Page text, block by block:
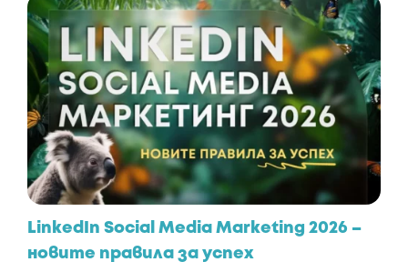
LinkedIn Social Media Marketing 2026 –
новите правила за успех